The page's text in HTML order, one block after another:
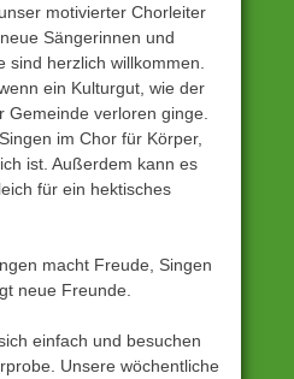
motivierter Chorleiter
Sängerinnen und
sind herzlich willkommen.
ein Kulturgut, wie der
verloren ginge.
im Chor für Körper,
ist. Außerdem kann es
für ein hektisches
macht Freude, Singen
neue Freunde.
einfach und besuchen
Unsere wöchentliche